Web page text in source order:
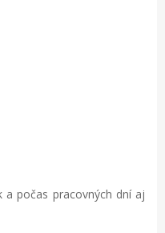
a počas pracovných dní aj